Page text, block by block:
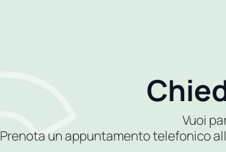
Vuoi
Prenota un appuntamento telefonico